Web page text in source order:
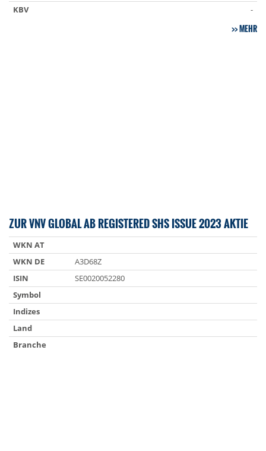
KBV
-
MEHR
ZUR VNV GLOBAL AB REGISTERED SHS ISSUE 2023 AKTIE
WKN AT
WKN DE
A3D68Z
ISIN
SE0020052280
Symbol
Indizes
Land
Branche